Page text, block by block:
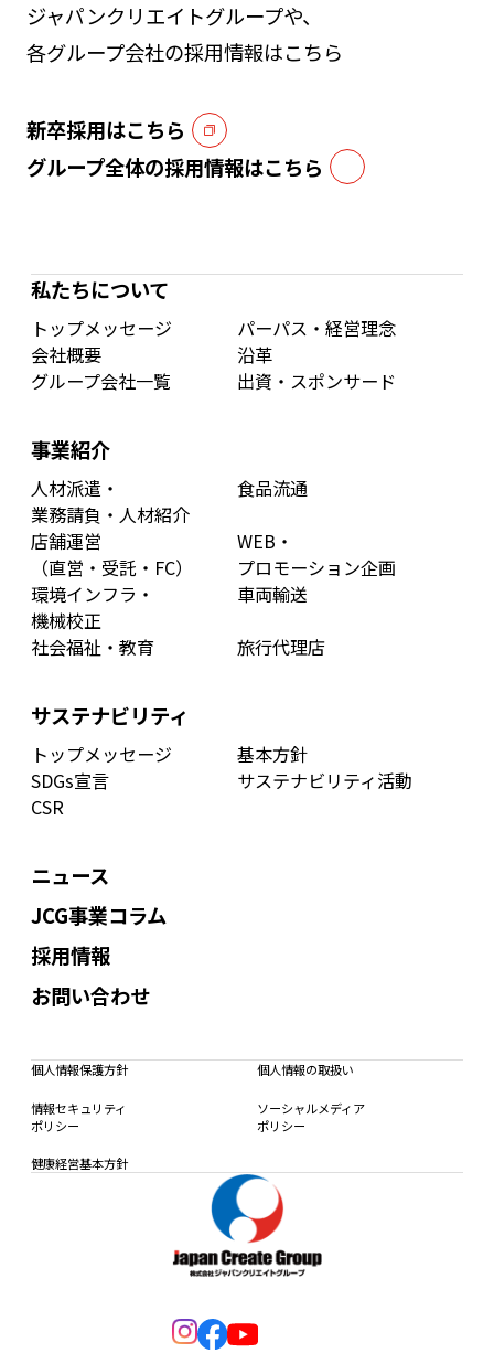
ジャパンクリエイトグループや、
各グループ会社の採用情報はこちら
新卒採用はこちら
グループ全体の採用情報はこちら
私たちについて
トップメッセージ
パーパス・経営理念
会社概要
沿革
グループ会社一覧
出資・スポンサード
事業紹介
人材派遣・
業務請負・人材紹介
食品流通
店舗運営
（直営・受託・FC）
WEB・
プロモーション企画
環境インフラ・
機械校正
車両輸送
社会福祉・教育
旅行代理店
サステナビリティ
トップメッセージ
基本方針
SDGs宣言
サステナビリティ活動
CSR
ニュース
JCG事業コラム
採用情報
お問い合わせ
個人情報保護方針 個人情報の取扱い
情報セキュリティ
ポリシー
ソーシャルメディア
ポリシー
健康経営基本方針